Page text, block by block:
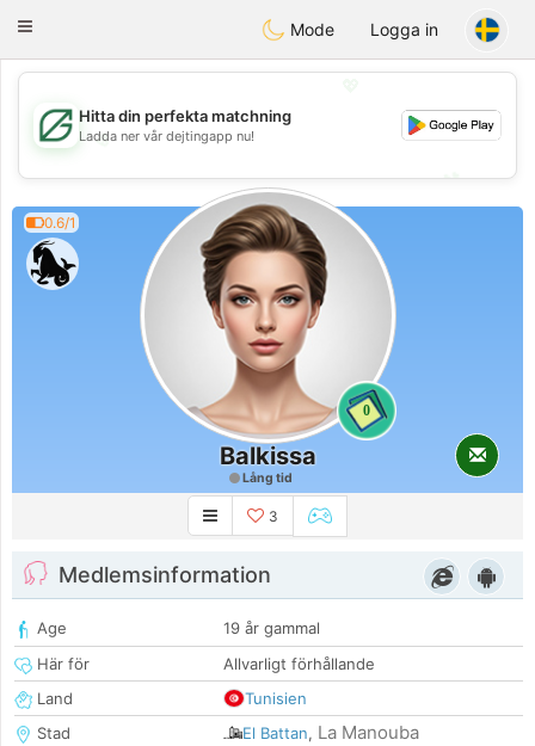
GulfDating
Toggle
Mode Logga in
💖
💕
💕
Hitta din perfekta matchning
Ladda ner vår dejtingapp nu!
0.6/1
0
Balkissa
Lång tid
3
Medlemsinformation
Age
19 år gammal
Här för
Allvarligt förhållande
Land
Tunisien
Stad
El Battan, La Manouba